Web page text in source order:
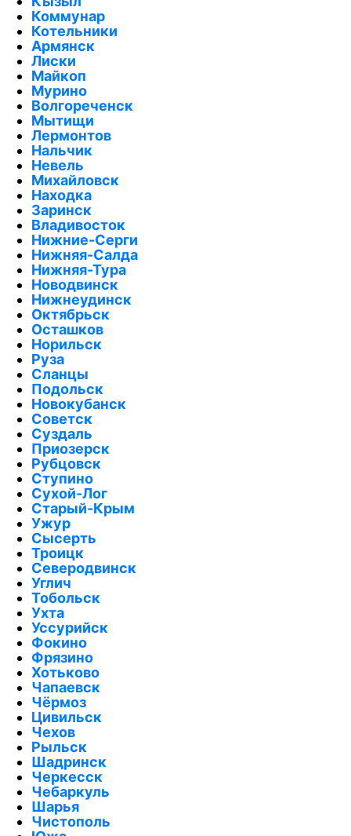
Коммунар
Котельники
Армянск
Лиски
Майкоп
Мурино
Волгореченск
Мытищи
Лермонтов
Нальчик
Невель
Михайловск
Находка
Заринск
Владивосток
Нижние-Серги
Нижняя-Салда
Нижняя-Тура
Новодвинск
Нижнеудинск
Октябрьск
Осташков
Норильск
Руза
Сланцы
Подольск
Новокубанск
Советск
Суздаль
Приозерск
Рубцовск
Ступино
Сухой-Лог
Старый-Крым
Ужур
Сысерть
Троицк
Северодвинск
Углич
Тобольск
Ухта
Уссурийск
Фокино
Фрязино
Хотьково
Чапаевск
Чёрмоз
Цивильск
Чехов
Рыльск
Шадринск
Черкесск
Чебаркуль
Шарья
Чистополь